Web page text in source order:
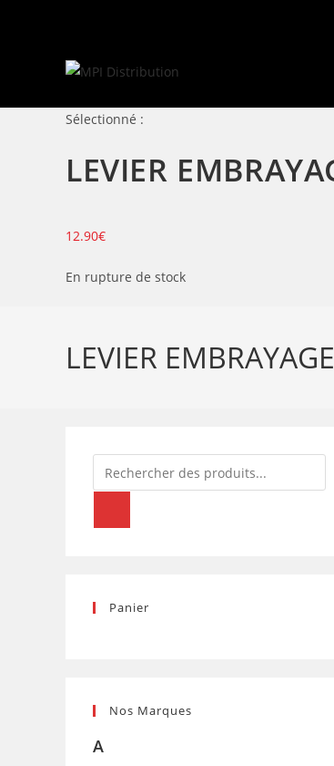
Sélectionné :
LEVIER
12.90€
En rupture de stock
LEVIER
Recherche
de
Panier
Nos Marques
A